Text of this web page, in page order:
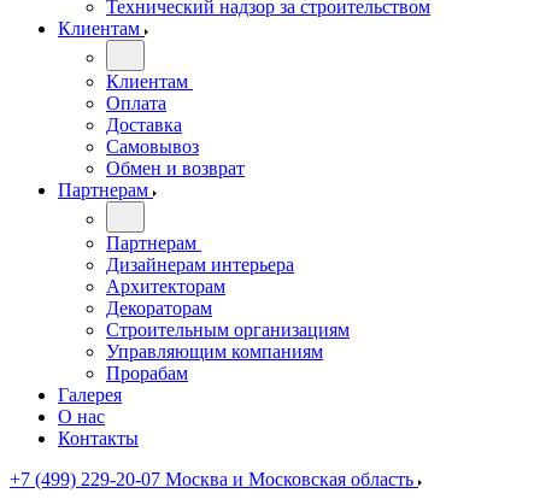
Технический надзор за строительством
Клиентам
Клиентам
Оплата
Доставка
Самовывоз
Обмен и возврат
Партнерам
Партнерам
Дизайнерам интерьера
Архитекторам
Декораторам
Строительным организациям
Управляющим компаниям
Прорабам
Галерея
О нас
Контакты
+7 (499) 229-20-07 Москва и Московская область